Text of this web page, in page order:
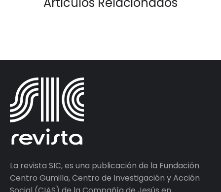
La revista SIC, es una publicación de la Fundación
Centro Gumilla, Centro de Investigación y Acción